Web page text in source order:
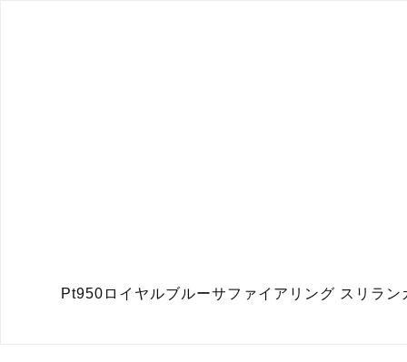
Pt950ロイヤルブルーサファイアリング スリラ